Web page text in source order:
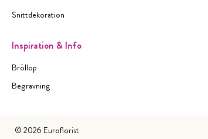
Snittdekoration
Inspiration & Info
Bröllop
Begravning
© 2026 Euroflorist